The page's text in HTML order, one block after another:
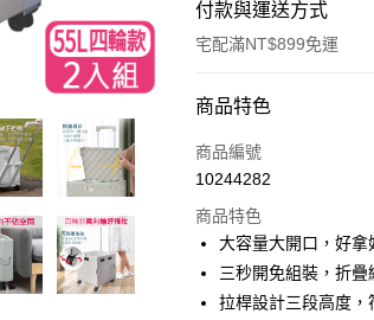
付款與運送方式
宅配滿NT$899免運
付款方式
信用卡一次付款
3 期 0 利率 每期
合作金庫商業銀行
華南商業銀行
LINE Pay
商品特色
商品編號
10244282
商品特色
大容量大開口，好拿
三秒開免組裝，折疊
拉桿設計三段高度，